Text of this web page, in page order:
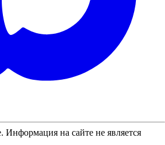
Информация на сайте не является